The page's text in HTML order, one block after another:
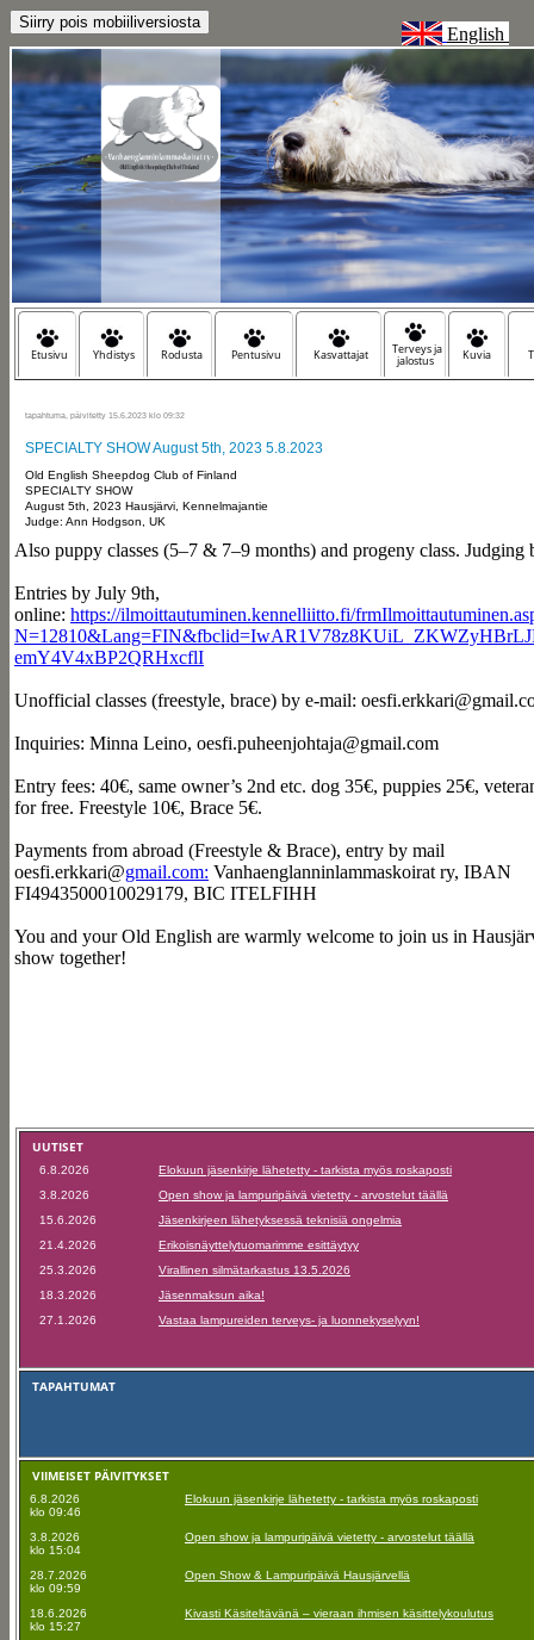
English
Etusivu Yhdistys Rodusta Pentusivu Kasvattajat Terveys ja
jalostus Kuvia
tapahtuma, päivitetty 15.6.2023 klo 09:32
SPECIALTY SHOW August 5th, 2023 5.8.2023
Old English Sheepdog Club of Finland
SPECIALTY SHOW
August 5th, 2023 Hausjärvi, Kennelmajantie
Judge: Ann Hodgson, UK
Also puppy classes (5–7 & 7–9 months) and progeny class. Judging
Entries by July 9th,
online: https://ilmoittautuminen.kennelliitto.fi/
emY4V4xBP2QRHxcflI
Unofficial classes (freestyle, brace) by e-mail:
Inquiries: Minna Leino, oesfi.puheenjohtaja@gmail.com
Entry fees: 40€, same owner’s 2nd etc. dog 35€, puppies 25€,
for free. Freestyle 10€, Brace 5€.
Payments from abroad (Freestyle & Brace), entry by mail
oesfi.erkkari@gmail.com: Vanhaenglanninlammaskoirat ry, IBAN
FI4943500010029179, BIC ITELFIHH
You and your Old English are warmly welcome to join us in
show together!
UUTISET
6.8.2026
Elokuun jäsenkirje lähetetty - tarkista myös roskaposti
3.8.2026
Open show ja lampuripäivä vietetty - arvostelut täällä
15.6.2026
Jäsenkirjeen lähetyksessä teknisiä ongelmia
21.4.2026
Erikoisnäyttelytuomarimme esittäytyy
25.3.2026
Virallinen silmätarkastus 13.5.2026
18.3.2026
Jäsenmaksun aika!
27.1.2026
Vastaa lampureiden terveys- ja luonnekyselyyn!
TAPAHTUMAT
VIIMEISET PÄIVITYKSET
6.8.2026
klo 09:46
Elokuun jäsenkirje lähetetty - tarkista myös roskaposti
3.8.2026
klo 15:04
Open show ja lampuripäivä vietetty - arvostelut täällä
28.7.2026
klo 09:59
Open Show & Lampuripäivä Hausjärvellä
18.6.2026
klo 15:27
Kivasti Käsiteltävänä – vieraan ihmisen käsittelykoulutus